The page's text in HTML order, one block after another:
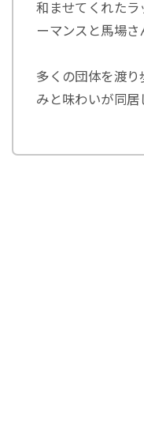
和ませてくれたラ
ーマンスと馬場さ
多くの団体を渡
みと味わいが同居